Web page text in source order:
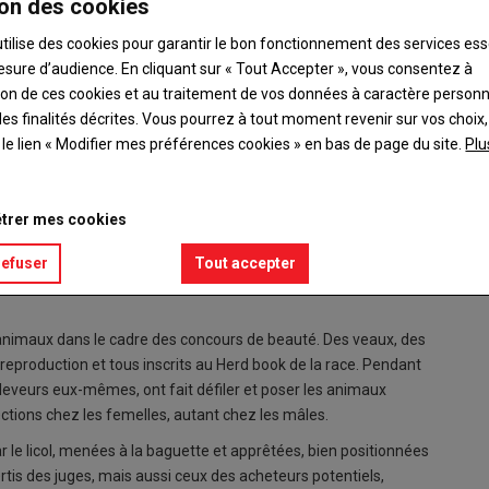
Charente-Maritime, de la Creuse, de l’Indre, d’Indre-et-
25 janvier, le concours interrégional de la race
d’Argenton, ville dans laquelle il se déroule depuis au
Régis Lequeux, président du syndicat de la Limousine.
Depuis quatre à cinq ans, les effectifs des Limousines ont
dans l’ensemble de la région Centre. »
dans le cadre des concours de beauté. Des veaux, des
et tous inscrits au Herd book de la race. Pendant
eux-mêmes, ont fait défiler et poser les animaux
chez les femelles, autant chez les mâles.
le licol, menées à la baguette et apprêtées, bien positionnées
des juges, mais aussi ceux des acheteurs potentiels,
des cookies
des cookies pour garantir le bon fonctionnement des services
d’audience. En cliquant sur « Tout Accepter », vous consentez à
de ces cookies et au traitement de vos données à caractère
finalités décrites. Vous pourrez à tout moment revenir sur vos
lien « Modifier mes préférences cookies » en bas de page du site.
mes cookies
Tout accepter